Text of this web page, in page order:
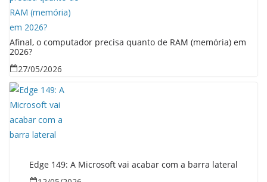
Afinal, o computador precisa quanto de RAM (memória) em
2026?
27/05/2026
Edge 149: A Microsoft vai acabar com a barra lateral